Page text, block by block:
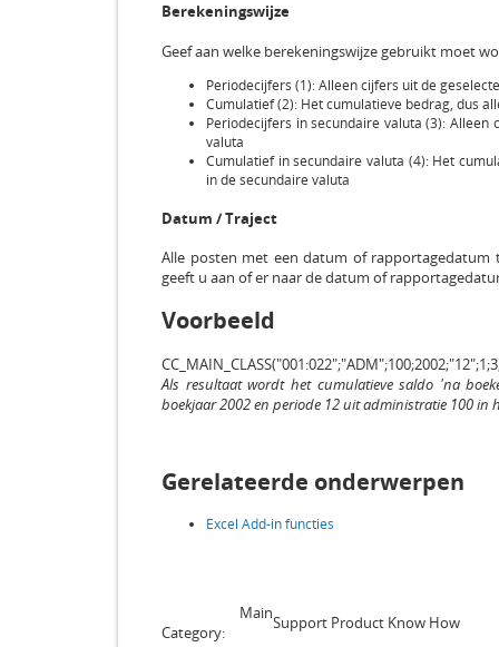
Berekeningswijze
Geef aan welke berekeningswijze gebruikt moet
Periodecijfers (1): Alleen cijfers uit de
Cumulatief (2): Het cumulatieve bedrag, dus
Periodecijfers in secundaire valuta (3):
valuta
Cumulatief in secundaire valuta (4): Het
in de secundaire valuta
Datum / Traject
Alle posten met een datum of rapportagedatum
geeft u aan of er naar de datum of
Voorbeeld
Als resultaat wordt het cumulatieve saldo 'na
boekjaar 2002 en periode 12 uit administratie 100 in
Gerelateerde onderwerpen
Excel Add-in functies
Main
Category:
Support Product Know How